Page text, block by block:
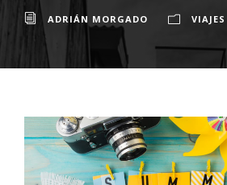
ADRIÁN MORGADO VIAJES